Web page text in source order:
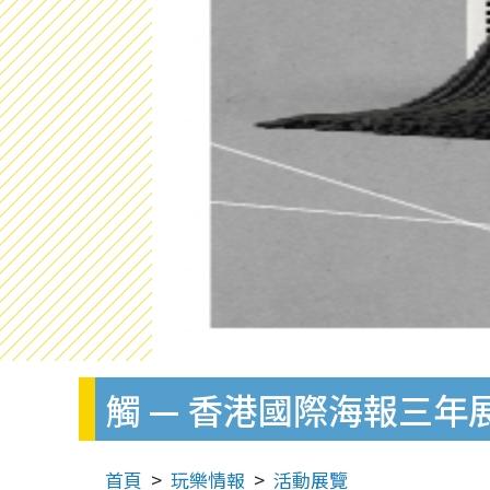
觸 — 香港國際海報三年
首頁 玩樂情報 活動展覽